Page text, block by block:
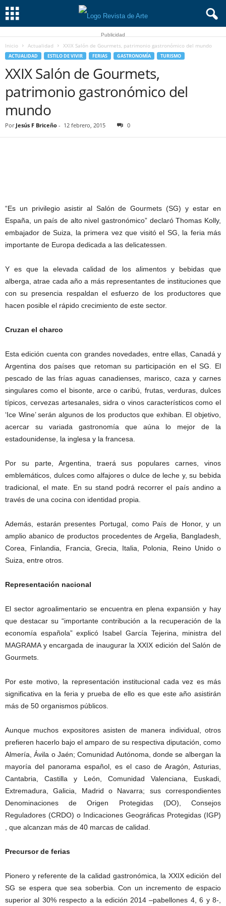
Publicidad
Inicio Actualidad XXIX Salón de Gourmets, patrimonio gastronómico del mundo
ACTUALIDAD ESTILO DE VIVIR FERIAS GASTRONOMÍA TURISMO
XXIX Salón de Gourmets,
patrimonio gastronómico del
mundo
Por Jesús F Briceño - 12 febrero, 2015 0
“Es un privilegio asistir al Salón de Gourmets (SG) y estar en
España, un país de alto nivel gastronómico” declaró Thomas Kolly,
embajador de Suiza, la primera vez que visitó el SG, la feria más
importante de Europa dedicada a las delicatessen.
Y es que la elevada calidad de los alimentos y bebidas que
alberga, atrae cada año a más representantes de instituciones que
con su presencia respaldan el esfuerzo de los productores que
hacen posible el rápido crecimiento de este sector.
Cruzan el charco
Esta edición cuenta con grandes novedades, entre ellas, Canadá y
Argentina dos países que retoman su participación en el SG. El
pescado de las frías aguas canadienses, marisco, caza y carnes
singulares como el bisonte, arce o caribú, frutas, verduras, dulces
típicos, cervezas artesanales, sidra o vinos característicos como el
‘Ice Wine’ serán algunos de los productos que exhiban. El objetivo,
acercar su variada gastronomía que aúna lo mejor de la
estadounidense, la inglesa y la francesa.
Por su parte, Argentina, traerá sus populares carnes, vinos
emblemáticos, dulces como alfajores o dulce de leche y, su bebida
tradicional, el mate. En su stand podrá recorrer el país andino a
través de una cocina con identidad propia.
Además, estarán presentes Portugal, como País de Honor, y un
amplio abanico de productos procedentes de Argelia, Bangladesh,
Corea, Finlandia, Francia, Grecia, Italia, Polonia, Reino Unido o
Suiza, entre otros.
Representación nacional
El sector agroalimentario se encuentra en plena expansión y hay
que destacar su “importante contribución a la recuperación de la
economía española” explicó Isabel García Tejerina, ministra del
MAGRAMA y encargada de inaugurar la XXIX edición del Salón de
Gourmets.
Por este motivo, la representación institucional cada vez es más
significativa en la feria y prueba de ello es que este año asistirán
más de 50 organismos públicos.
Aunque muchos expositores asisten de manera individual, otros
prefieren hacerlo bajo el amparo de su respectiva diputación, como
Almería, Ávila o Jaén; Comunidad Autónoma, donde se albergan la
mayoría del panorama español, es el caso de Aragón, Asturias,
Cantabria, Castilla y León, Comunidad Valenciana, Euskadi,
Extremadura, Galicia, Madrid o Navarra; sus correspondientes
Denominaciones de Origen Protegidas (DO), Consejos
Reguladores (CRDO) o Indicaciones Geográficas Protegidas (IGP)
, que alcanzan más de 40 marcas de calidad.
Precursor de ferias
Pionero y referente de la calidad gastronómica, la XXIX edición del
SG se espera que sea soberbia. Con un incremento de espacio
superior al 30% respecto a la edición 2014 –pabellones 4, 6 y 8-,